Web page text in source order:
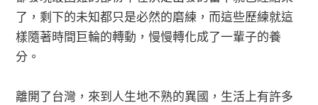
了，剩下的未知都只是必然的磨練，而這些歷練就這
樣隨著時間巨輪的轉動，慢慢轉化成了一輩子的養
分。
離開了台灣，來到人生地不熟的異國，生活上有許多